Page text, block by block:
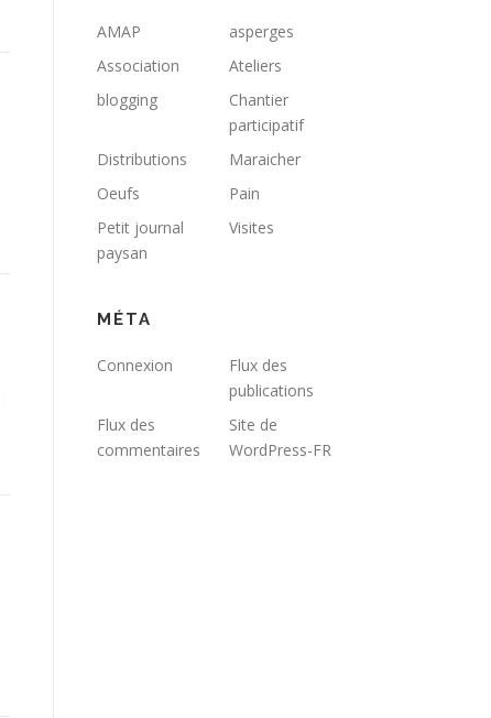
AMAP
asperges
Association
Ateliers
blogging
Chantier
participatif
Distributions
Maraicher
Oeufs
Pain
Petit journal
paysan
Visites
MÉTA
Connexion
Flux des
publications
Flux des
commentaires
Site de
WordPress-FR